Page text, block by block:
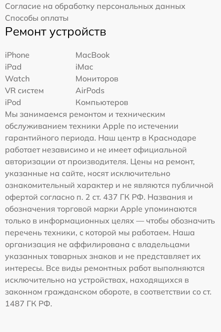
Согласие на обработку персональных данных
Способы оплаты
Ремонт устройств
iPhone
MacBook
iPad
iMac
Watch
Мониторов
VR систем
AirPods
iPod
Компьютеров
Мы занимаемся ремонтом и техническим
обслуживанием техники Apple по истечении
гарантийного периода. Наш центр в Краснодаре
работает независимо и не имеет официальной
авторизации от производителя. Цены на ремонт,
указанные на сайте, носят исключительно
ознакомительный характер и не являются публичной
офертой согласно п. 2 ст. 437 ГК РФ. Названия и
обозначения торговой марки Apple упоминаются
только в информационных целях — чтобы обозначить
перечень техники, с которой мы работаем. Наша
организация не аффилирована с владельцами
указанных товарных знаков и не представляет их
интересы. Все виды ремонтных работ выполняются
исключительно на устройствах, находящихся в
законном гражданском обороте, в соответствии со ст.
1487 ГК РФ.